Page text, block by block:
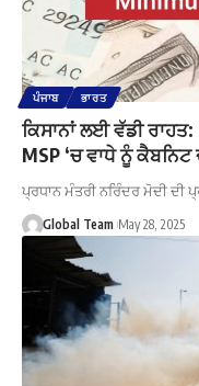
ਪੰਜਾਬ ਭਾਰਤ
ਕਿਸਾਨਾਂ ਲਈ ਵੱਡੀ
MSP ‘ਚ ਵਾਧੇ ਨੂੰ ਕੈਬਨਿਟ
ਪ੍ਰਧਾਨ ਮੰਤਰੀ ਨਰਿੰਦਰ ਮੋਦੀ ਦੀ
Global Team May 28, 2025